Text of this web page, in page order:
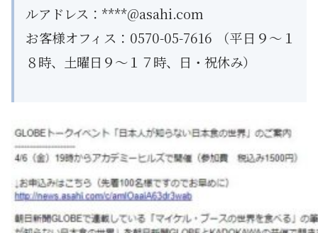
ルアドレス：****@asahi.com
お客様オフィス：0570-05-7616 （平日９～１
８時、土曜日９～１７時、日・祝休み）